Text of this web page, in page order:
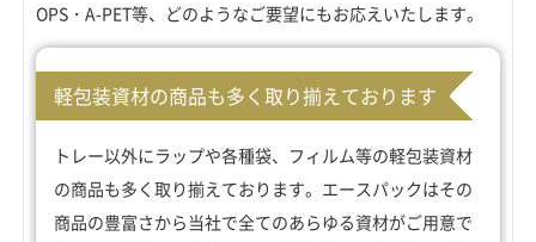
OPS・A-PET等、どのようなご要望にもお応えいたします。
軽包装資材の商品も多く取り揃えております
トレー以外にラップや各種袋、フィルム等の軽包装資材
の商品も多く取り揃えております。エースパックはその
商品の豊富さから当社で全てのあらゆる資材がご用意で